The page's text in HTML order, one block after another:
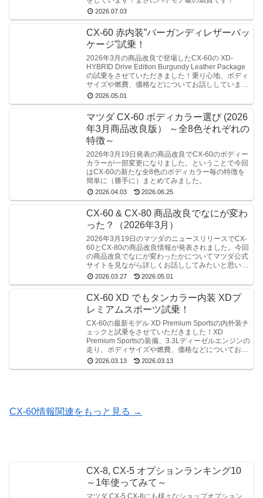
2026.07.03
CX-60 赤内装”バーガンディレザーパッ
ケージ”試乗！
2026年3月の商品改良で登場したCX-60の XD-
HYBRID Drive Edition Burgundy Leather Package
の試乗をさせていただきました！乗り心地、ボディ
サイズや燃費、価格などについてお話ししていま
す！2026.05.01
マツダ CX-60 ボディカラー選び (2026
年3月商品改良版） ～全8色それぞれの
特徴～
2026年3月19日発表の商品改良でCX-60のボディー
カラーが一部変更になりました。ということで今回
はCX-60の新たな全8色のボディカラー毎の特徴を
簡単に（勝手に）まとめてみました。
2026.04.03 2026.06.25
CX-60 & CX-80 商品改良でなにが変わ
った？（2026年3月）
2026年3月19日のマツダのニュースリリースでCX-
60とCX-80の商品改良情報が発表されました。今回
の商品改良でなにが変わったかについてマツダ公式
サイトを見ながら詳しくお話ししてみたいと思いま
す！2026.03.27 2026.05.01
CX-60 XD でもタンカラー内装 XDプ
レミアムスポーツ試乗！
CX-60の最新モデル XD Premium Sportsの内外装チ
ェックと試乗をさせていただきました！XD
Premium Sportsの装備、3.3Lディーゼルエンジンの
走り、ボディサイズや燃費、価格などについてお話
ししています。
2026.03.13 2026.03.13
CX-60情報関連をもっと見る →
CX-8, CX-5 オプションランキング10
～1年使ってみて～